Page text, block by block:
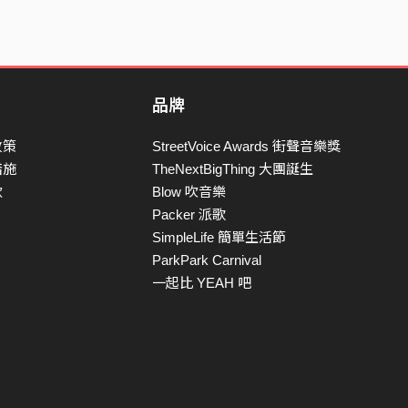
策
施
品牌
StreetVoice Awards 街聲音樂獎
TheNextBigThing 大團誕生
Blow 吹音樂
Packer 派歌
SimpleLife 簡單生活節
ParkPark Carnival
一起比 YEAH 吧